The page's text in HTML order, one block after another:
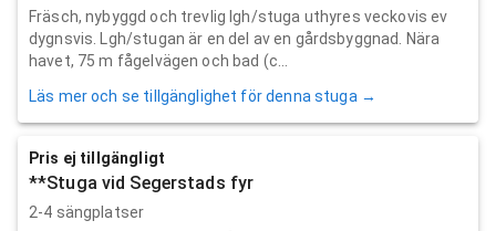
Fräsch, nybyggd och trevlig lgh/stuga uthyres veckovis ev
dygnsvis. Lgh/stugan är en del av en gårdsbyggnad. Nära
havet, 75 m fågelvägen och bad (c...
Läs mer och se tillgänglighet för denna stuga →
Pris ej tillgängligt
**Stuga vid Segerstads fyr
2-4 sängplatser